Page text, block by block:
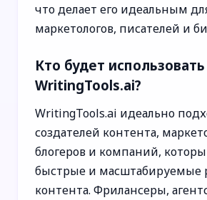
что делает его идеальным
маркетологов, писателей и
Кто будет использовать
WritingTools.ai?
WritingTools.ai идеально
создателей контента,
блогеров и компаний,
быстрые и масштабируемые
контента. Фрилансеры,